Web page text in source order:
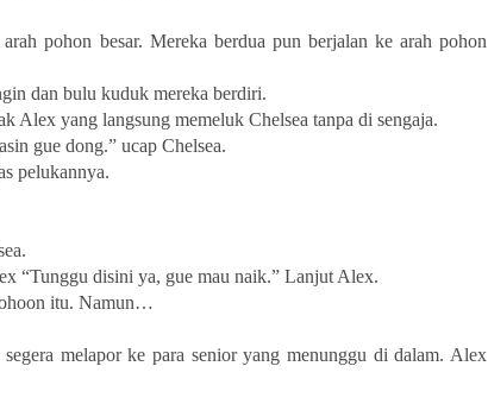
pohon besar. Mereka berdua pun berjalan ke arah pohon
dan bulu kuduk mereka berdiri.
Alex yang langsung memeluk Chelsea tanpa di sengaja.
gue dong.” ucap Chelsea.
pelukannya.
“Tunggu disini ya, gue mau naik.” Lanjut Alex.
itu. Namun…
melapor ke para senior yang menunggu di dalam. Alex